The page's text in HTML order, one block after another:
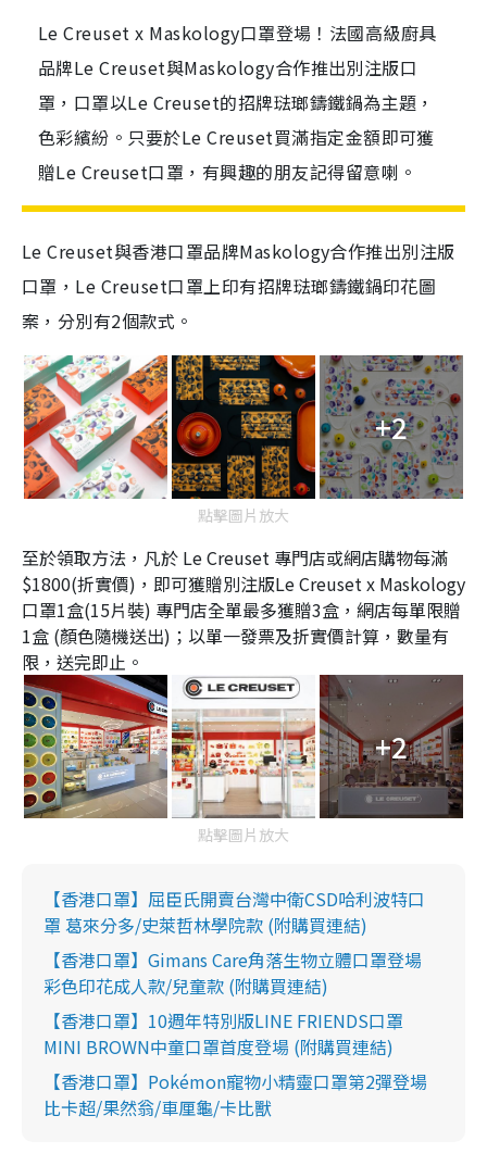
Le Creuset x Maskology口罩登場！法國高級廚具
品牌Le Creuset與Maskology合作推出別注版口
罩，口罩以Le Creuset的招牌琺瑯鑄鐵鍋為主題，
色彩繽紛。只要於Le Creuset買滿指定金額即可獲
贈Le Creuset口罩，有興趣的朋友記得留意喇。
Le Creuset與香港口罩品牌Maskology合作推出別注版
口罩，Le Creuset口罩上印有招牌琺瑯鑄鐵鍋印花圖
案，分別有2個款式。
+2
點擊圖片放大
至於領取方法，凡於 Le Creuset 專門店或網店購物每滿
$1800(折實價)，即可獲贈別注版Le Creuset x Maskology
口罩1盒(15片裝) 專門店全單最多獲贈3盒，網店每單限贈
1盒 (顏色隨機送出)；以單一發票及折實價計算，數量有
限，送完即止。
+2
點擊圖片放大
【香港口罩】屈臣氏開賣台灣中衛CSD哈利波特口
罩 葛來分多/史萊哲林學院款 (附購買連結)
【香港口罩】Gimans Care角落生物立體口罩登場
彩色印花成人款/兒童款 (附購買連結)
【香港口罩】10週年特別版LINE FRIENDS口罩
MINI BROWN中童口罩首度登場 (附購買連結)
【香港口罩】Pokémon寵物小精靈口罩第2彈登場
比卡超/果然翁/車厘龜/卡比獸